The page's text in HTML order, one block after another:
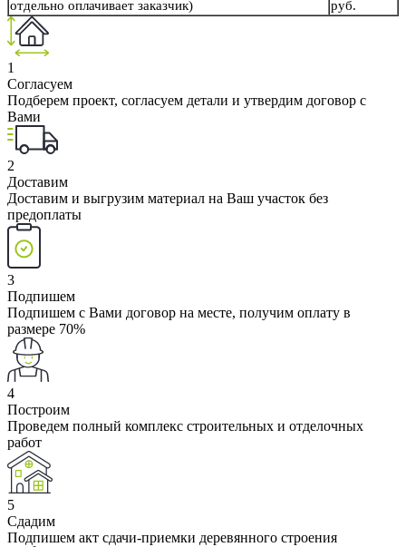
отдельно оплачивает заказчик) руб.
1
Согласуем
Подберем проект, согласуем детали и утвердим договор с
Вами
2
Доставим
Доставим и выгрузим материал на Ваш участок без
предоплаты
3
Подпишем
Подпишем с Вами договор на месте, получим оплату в
размере 70%
4
Построим
Проведем полный комплекс строительных и отделочных
работ
5
Сдадим
Подпишем акт сдачи-приемки деревянного строения